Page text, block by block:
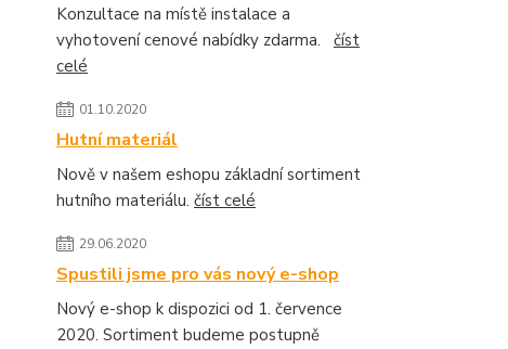
Konzultace na místě instalace a
vyhotovení cenové nabídky zdarma. číst
celé
01.10.2020
Hutní materiál
Nově v našem eshopu základní sortiment
hutního materiálu. číst celé
29.06.2020
Spustili jsme pro vás nový e-shop
Nový e-shop k dispozici od 1. července
2020. Sortiment budeme postupně